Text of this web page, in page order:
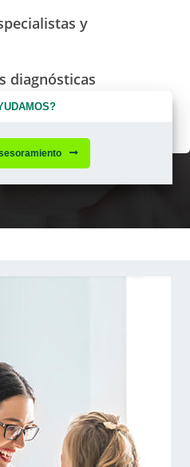
y
diagnósticas
para tu salud